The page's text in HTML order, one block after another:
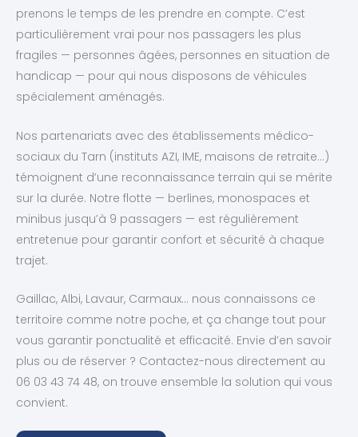
prenons le temps de les prendre en compte. C’est
particulièrement vrai pour nos passagers les plus
fragiles — personnes âgées, personnes en situation de
handicap — pour qui nous disposons de véhicules
spécialement aménagés.
Nos partenariats avec des établissements médico-
sociaux du Tarn (instituts AZI, IME, maisons de retraite…)
témoignent d’une reconnaissance terrain qui se mérite
sur la durée. Notre flotte — berlines, monospaces et
minibus jusqu’à 9 passagers — est régulièrement
entretenue pour garantir confort et sécurité à chaque
trajet.
Gaillac, Albi, Lavaur, Carmaux… nous connaissons ce
territoire comme notre poche, et ça change tout pour
vous garantir ponctualité et efficacité. Envie d’en savoir
plus ou de réserver ? Contactez-nous directement au
06 03 43 74 48, on trouve ensemble la solution qui vous
convient.